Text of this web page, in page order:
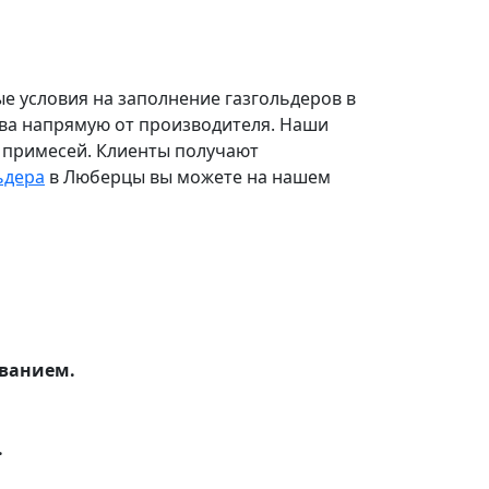
условия на заполнение газгольдеров в
напрямую от производителя. Наши
Клиенты получают
в Люберцы вы можете на нашем